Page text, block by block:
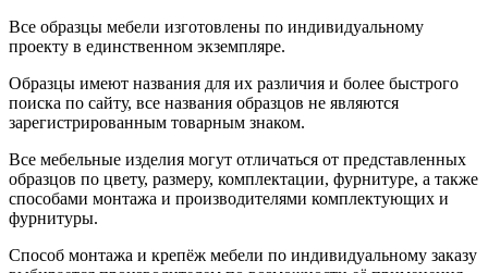
Все образцы мебели изготовлены по индивидуальному
проекту в единственном экземпляре.
Образцы имеют названия для их различия и более быстрого
поиска по сайту, все названия образцов не являются
зарегистрированным товарным знаком.
Все мебельные изделия могут отличаться от представленных
образцов по цвету, размеру, комплектации, фурнитуре, а также
способами монтажа и производителями комплектующих и
фурнитуры.
Способ монтажа и крепёж мебели по индивидуальному заказу